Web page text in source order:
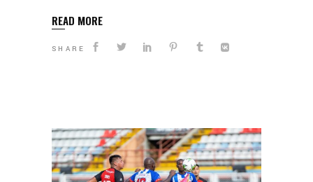
READ MORE
SHARE